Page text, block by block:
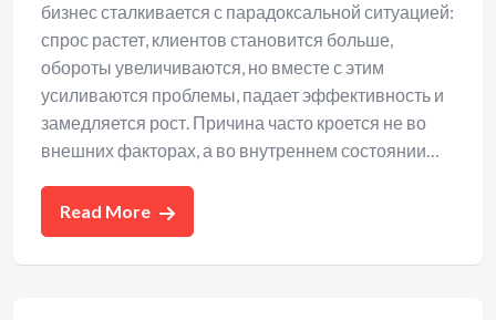
бизнес сталкивается с парадоксальной ситуацией:
спрос растет, клиентов становится больше,
обороты увеличиваются, но вместе с этим
усиливаются проблемы, падает эффективность и
замедляется рост. Причина часто кроется не во
внешних факторах, а во внутреннем состоянии…
Read More